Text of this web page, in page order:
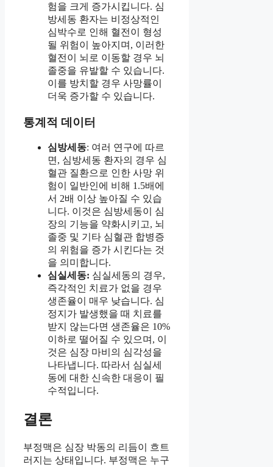
험을 크게 증가시킵니다. 심
방세동 환자는 비정상적인
심박수로 인해 혈전이 형성
될 위험이 높아지며, 이러한
혈전이 뇌로 이동할 경우 뇌
졸중을 유발할 수 있습니다.
이를 방치할 경우 사망률이
더욱 증가할 수 있습니다.
통계적 데이터
심방세동: 여러 연구에 따르
면, 심방세동 환자의 경우 심
혈관 질환으로 인한 사망 위
험이 일반인에 비해 1.5배에
서 2배 이상 높아질 수 있습
니다. 이것은 심방세동이 심
장의 기능을 약화시키고, 뇌
졸중 및 기타 심혈관 합병증
의 위험을 증가 시킨다는 것
을 의미합니다.
심실세동: 심실세동의 경우,
즉각적인 치료가 없을 경우
생존율이 매우 낮습니다. 심
정지가 발생했을 때 치료를
받지 않는다면 생존율은 10%
이하로 떨어질 수 있으며, 이
것은 심장 마비의 심각성을
나타냅니다. 따라서 심실세
동에 대한 신속한 대응이 필
수적입니다.
결론
부정맥은 심장 박동의 리듬이 흐트
러지는 상태입니다. 부정맥은 누구